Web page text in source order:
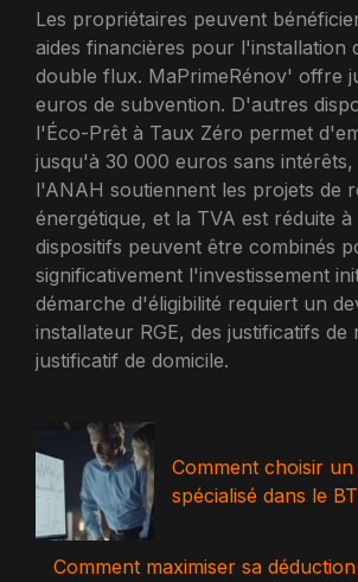
Les propriétaires peuvent
aides financières pour l'installation
double flux. MaPrimeRénov' offre
euros de subvention. D'autres
l'Éco-Prêt à Taux Zéro permet
jusqu'à 30 000 euros sans intérêts,
l'ANAH soutiennent les projets de
énergétique, et la TVA est réduite à
dispositifs peuvent être combinés
significativement l'investissement
démarche d'éligibilité requiert un
installateur RGE, des justificatifs de
justificatif de domicile.
Comment choisir
spécialisé dans le
Comment maximiser sa